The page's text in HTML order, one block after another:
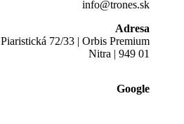
info@trones.sk
Adresa
Piaristická 72/33 | Orbis Premium
Nitra | 949 01
Google